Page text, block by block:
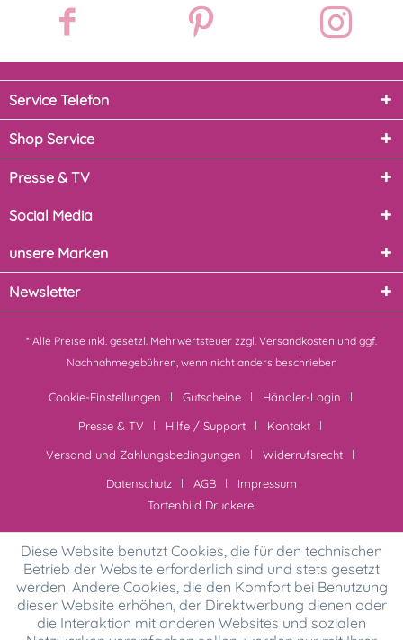
Service Telefon
Shop Service
Presse & TV
Social Media
unsere Marken
Newsletter
* Alle Preise inkl. gesetzl. Mehrwertsteuer zzgl. Versandkosten und ggf.
Nachnahmegebühren, wenn nicht anders beschrieben
Cookie-Einstellungen Gutscheine
Händler-Login
Presse & TV
Hilfe / Support
Kontakt
Versand und Zahlungsbedingungen
Widerrufsrecht
Datenschutz
AGB
Impressum
Tortenbild Druckerei
Diese Website benutzt Cookies, die für den technischen
Betrieb der Website erforderlich sind und stets gesetzt
werden. Andere Cookies, die den Komfort bei Benutzung
dieser Website erhöhen, der Direktwerbung dienen oder
die Interaktion mit anderen Websites und sozialen